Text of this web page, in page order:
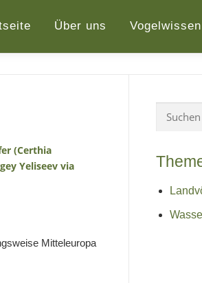
Über uns Vogelwissen
Mitteleuropa
nach: